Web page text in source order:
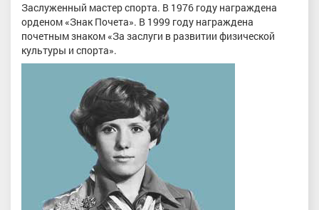
Заслуженный мастер спорта. В 1976 году награждена
орденом «Знак Почета». В 1999 году награждена
почетным знаком «За заслуги в развитии физической
культуры и спорта».